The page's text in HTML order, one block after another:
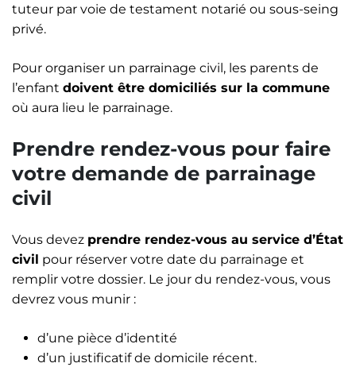
tuteur par voie de testament notarié ou sous-seing
privé.
Pour organiser un parrainage civil, les parents de
l’enfant doivent être domiciliés sur la commune
où aura lieu le parrainage.
Prendre rendez-vous pour faire
votre demande de parrainage
civil
Vous devez prendre rendez-vous au service d’État
civil pour réserver votre date du parrainage et
remplir votre dossier. Le jour du rendez-vous, vous
devrez vous munir :
d’une pièce d’identité
d’un justificatif de domicile récent.